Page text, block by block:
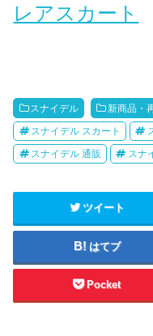
レアスカート
スナイデル 新商品・
スナイデル スカート
スナイデル 通販 スナ
ツイート
はてブ
Pocket